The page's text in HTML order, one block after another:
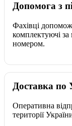
Допомога з
Фахівці
комплектуючі
номером.
Доставка по
Оперативна
території